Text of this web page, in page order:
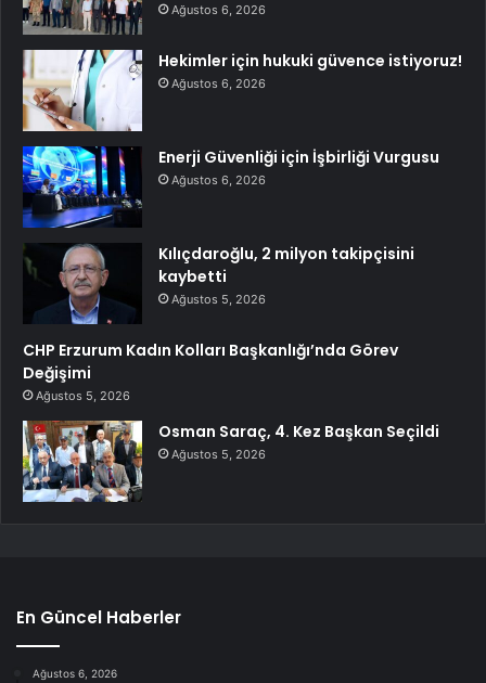
Ağustos 6, 2026
Hekimler için hukuki güvence istiyoruz!
Ağustos 6, 2026
Enerji Güvenliği için İşbirliği Vurgusu
Ağustos 6, 2026
Kılıçdaroğlu, 2 milyon takipçisini
kaybetti
Ağustos 5, 2026
CHP Erzurum Kadın Kolları Başkanlığı’nda Görev
Değişimi
Ağustos 5, 2026
Osman Saraç, 4. Kez Başkan Seçildi
Ağustos 5, 2026
En Güncel Haberler
Ağustos 6, 2026